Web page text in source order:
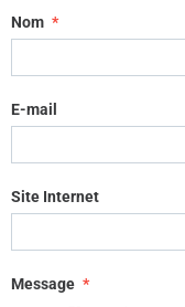
Nom
E-mail
Site Internet
Message